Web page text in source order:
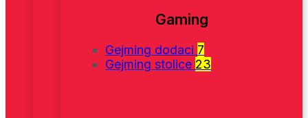
Gaming
Gejming dodaci 7
Gejming stolice 23